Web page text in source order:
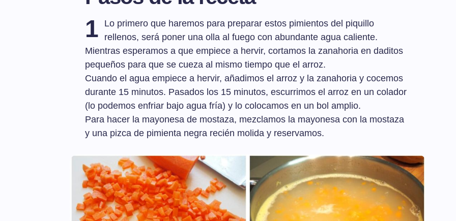
1
Lo primero que haremos para preparar estos pimientos del piquillo
rellenos, será poner una olla al fuego con abundante agua caliente.
Mientras esperamos a que empiece a hervir, cortamos la zanahoria en daditos
pequeños para que se cueza al mismo tiempo que el arroz.
Cuando el agua empiece a hervir, añadimos el arroz y la zanahoria y cocemos
durante 15 minutos. Pasados los 15 minutos, escurrimos el arroz en un colador
(lo podemos enfriar bajo agua fría) y lo colocamos en un bol amplio.
Para hacer la mayonesa de mostaza, mezclamos la mayonesa con la mostaza
y una pizca de pimienta negra recién molida y reservamos.